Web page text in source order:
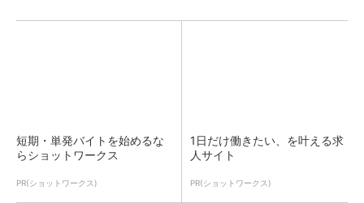
短期・単発バイトを始めるな
らショットワークス
PR(ショットワークス)
1日だけ働きたい、を叶える求
人サイト
PR(ショットワークス)